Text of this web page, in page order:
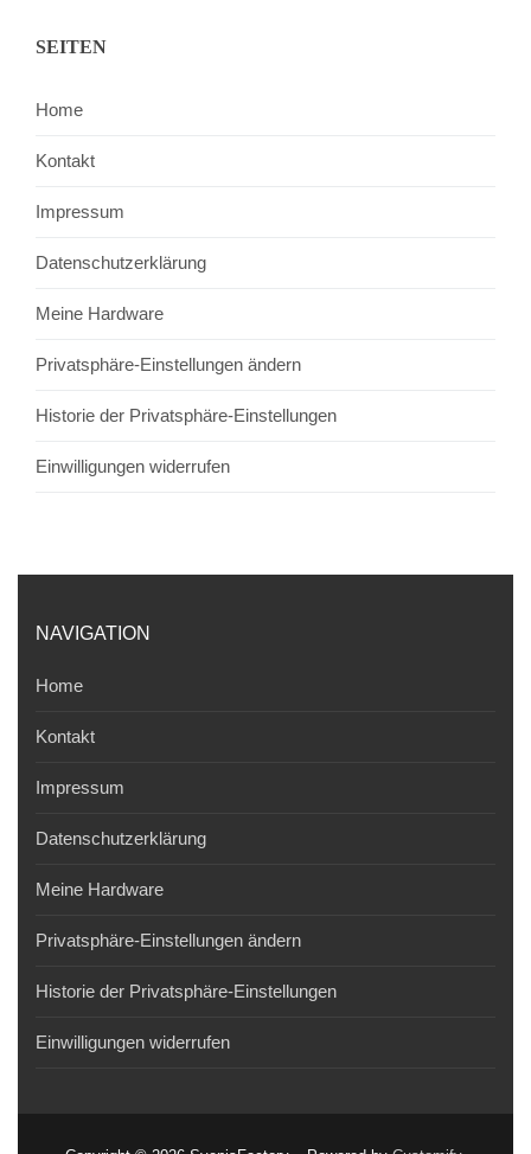
SEITEN
Home
Kontakt
Impressum
Datenschutzerklärung
Meine Hardware
Privatsphäre-Einstellungen ändern
Historie der Privatsphäre-Einstellungen
Einwilligungen widerrufen
NAVIGATION
Home
Kontakt
Impressum
Datenschutzerklärung
Meine Hardware
Privatsphäre-Einstellungen ändern
Historie der Privatsphäre-Einstellungen
Einwilligungen widerrufen